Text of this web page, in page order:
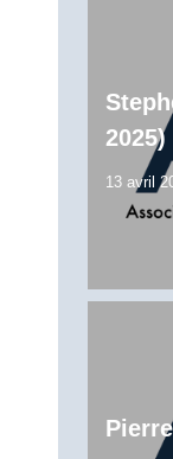
2025)
13 avril